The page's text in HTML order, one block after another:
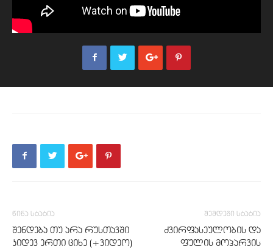
წინა სტატია
შენდება თუ არა რუსთავში
კიდევ ერთი ციხე (+ვიდეო)
შემდეგი სტატია
ძვირფასეულობის და
ფულის მოპარვის